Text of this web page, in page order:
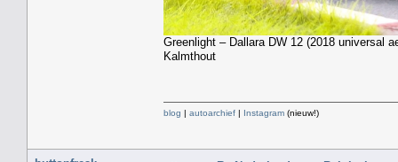
Greenlight – Dallara DW 12 (2018 universal
Kalmthout
blog | autoarchief | Instagram (nieuw!)